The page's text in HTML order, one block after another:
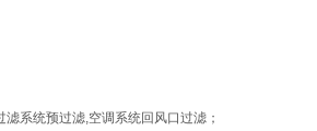
系统预过滤,空调系统回风口过滤；